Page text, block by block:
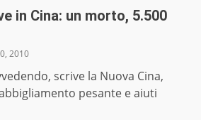
in Cina: un morto, 5.500
2010
scrive la Nuova Cina,
pesante e aiuti